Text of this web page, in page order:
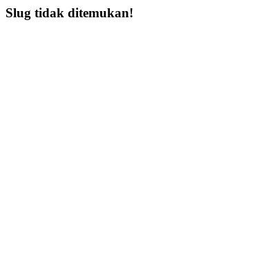
Slug tidak ditemukan!